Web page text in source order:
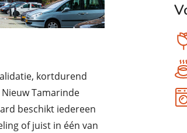
kortdurend
Tamarinde
beschikt iedereen
of juist in één van